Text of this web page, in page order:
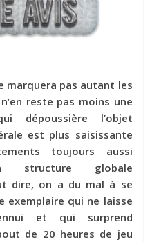
marquera pas autant les
reste pas moins une
dépoussière l’objet
est plus saisissante
toujours aussi
structure globale
dire, on a du mal à se
qui ne laisse
et qui surprend
de 20 heures de jeu